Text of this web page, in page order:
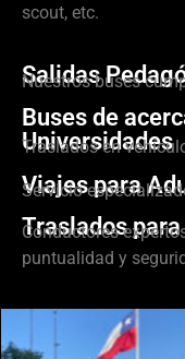
scout, etc.
Salidas
Nuestros buses
Buses de
Universidades
Traslados en
Viajes para
Servicio
Traslados
Conductores
puntualidad y